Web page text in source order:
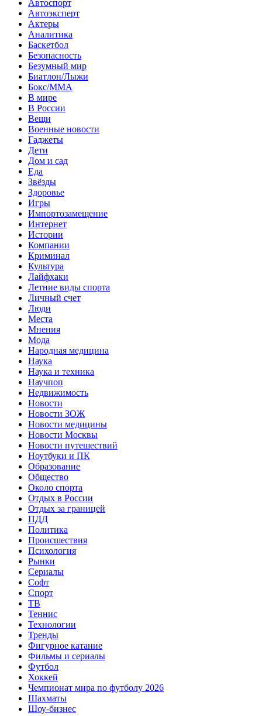
Автоспорт
Автоэксперт
Актеры
Аналитика
Баскетбол
Безопасность
Безумный мир
Биатлон/Лыжи
Бокс/MMA
В мире
В России
Вещи
Военные новости
Гаджеты
Дети
Дом и сад
Еда
Звёзды
Здоровье
Игры
Импортозамещение
Интернет
Истории
Компании
Криминал
Культура
Лайфхаки
Летние виды спорта
Личный счет
Люди
Места
Мнения
Мода
Народная медицина
Наука
Наука и техника
Научпоп
Недвижимость
Новости
Новости ЗОЖ
Новости медицины
Новости Москвы
Новости путешествий
Ноутбуки и ПК
Образование
Общество
Около спорта
Отдых в России
Отдых за границей
ПДД
Политика
Происшествия
Психология
Рынки
Сериалы
Софт
Спорт
ТВ
Теннис
Технологии
Тренды
Фигурное катание
Фильмы и сериалы
Футбол
Хоккей
Чемпионат мира по футболу 2026
Шахматы
Шоу-бизнес